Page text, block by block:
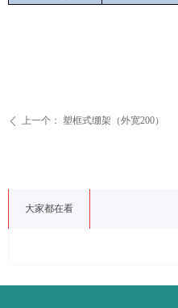
大家都在看
ꄴ 上一个： 塑框式绷架（外宽200）